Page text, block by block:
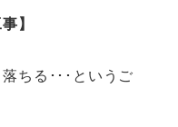
】
ちる･･･というご